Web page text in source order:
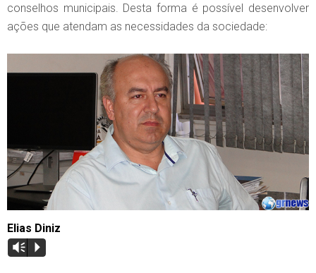
conselhos municipais. Desta forma é possível desenvolver
ações que atendam as necessidades da sociedade:
Elias Diniz
Vm P